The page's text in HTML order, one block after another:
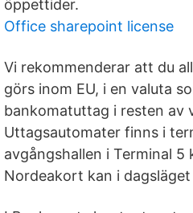
öppettider.
Office sharepoint license
Vi rekommenderar att du
görs inom EU, i en valuta
bankomatuttag i resten av
Uttagsautomater finns i
avgångshallen i Terminal
Nordeakort kan i